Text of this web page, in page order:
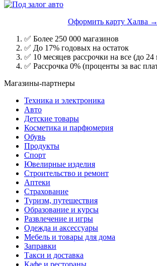
Оформить карту Халва →
✅ Более 250 000 магазинов
✅ До 17% годовых на остаток
✅ 10 месяцев рассрочки на все (до 24
✅ Рассрочка 0% (проценты за вас
Магазины-партнеры
Техника и электроника
Авто
Детские товары
Косметика и парфюмерия
Обувь
Продукты
Спорт
Ювелирные изделия
Строительство и ремонт
Аптеки
Страхование
Туризм, путешествия
Образование и курсы
Развлечение и игры
Одежда и аксессуары
Мебель и товары для дома
Заправки
Такси и доставка